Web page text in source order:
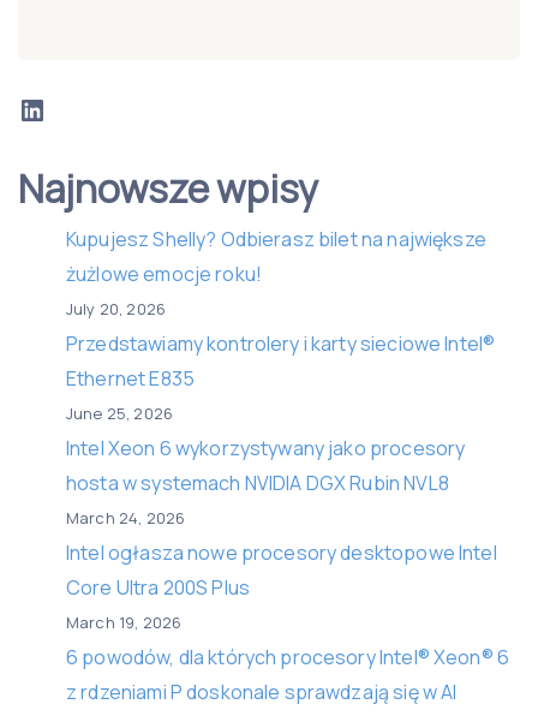
LinkedIn
Najnowsze wpisy
Kupujesz Shelly? Odbierasz bilet na największe
żużlowe emocje roku!
July 20, 2026
Przedstawiamy kontrolery i karty sieciowe Intel®
Ethernet E835
June 25, 2026
Intel Xeon 6 wykorzystywany jako procesory
hosta w systemach NVIDIA DGX Rubin NVL8
March 24, 2026
Intel ogłasza nowe procesory desktopowe Intel
Core Ultra 200S Plus
March 19, 2026
6 powodów, dla których procesory Intel® Xeon® 6
z rdzeniami P doskonale sprawdzają się w AI